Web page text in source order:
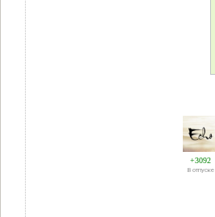
+3092
В отпуске